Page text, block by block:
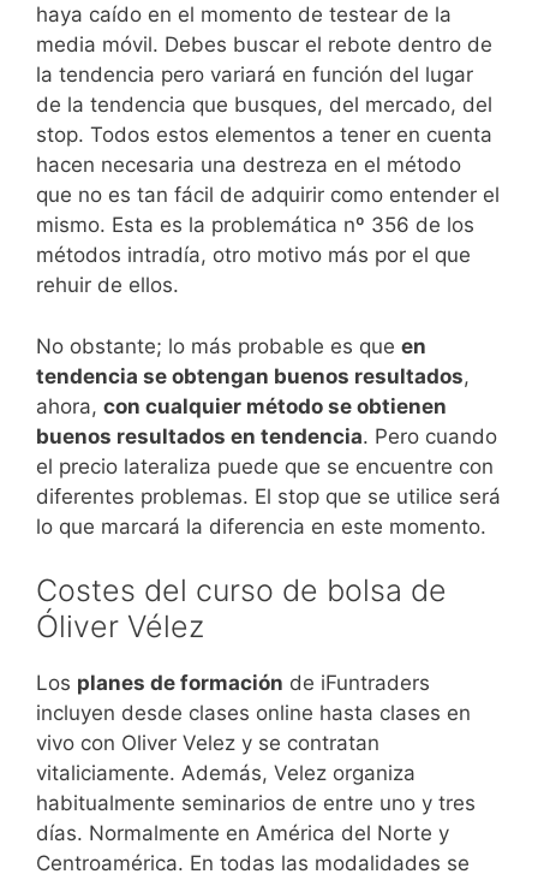
haya caído en el momento de testear de la
media móvil. Debes buscar el rebote dentro de
la tendencia pero variará en función del lugar
de la tendencia que busques, del mercado, del
stop. Todos estos elementos a tener en cuenta
hacen necesaria una destreza en el método
que no es tan fácil de adquirir como entender el
mismo. Esta es la problemática nº 356 de los
métodos intradía, otro motivo más por el que
rehuir de ellos.
No obstante; lo más probable es que en
tendencia se obtengan buenos resultados,
ahora, con cualquier método se obtienen
buenos resultados en tendencia. Pero cuando
el precio lateraliza puede que se encuentre con
diferentes problemas. El stop que se utilice será
lo que marcará la diferencia en este momento.
Costes del curso de bolsa de
Óliver Vélez
Los planes de formación de iFuntraders
incluyen desde clases online hasta clases en
vivo con Oliver Velez y se contratan
vitaliciamente. Además, Velez organiza
habitualmente seminarios de entre uno y tres
días. Normalmente en América del Norte y
Centroamérica. En todas las modalidades se